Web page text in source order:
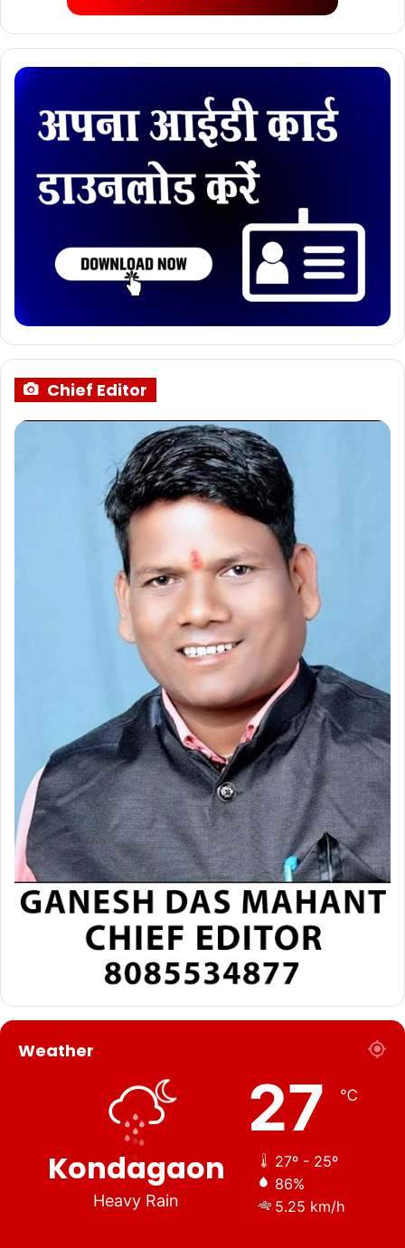
Chief Editor
Weather
Kondagaon
Heavy Rain
27 ℃
27º - 25º
86%
5.25 km/h